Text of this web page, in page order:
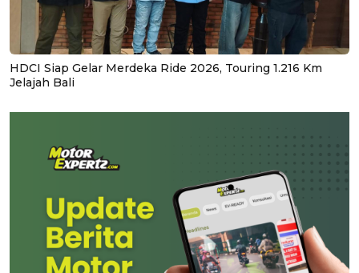
HDCI Siap Gelar Merdeka Ride 2026, Touring 1.216 Km
Jelajah Bali